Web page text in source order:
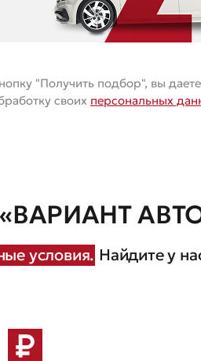
"Получить подбор", вы даете
своих персональных
условия. Найдите у